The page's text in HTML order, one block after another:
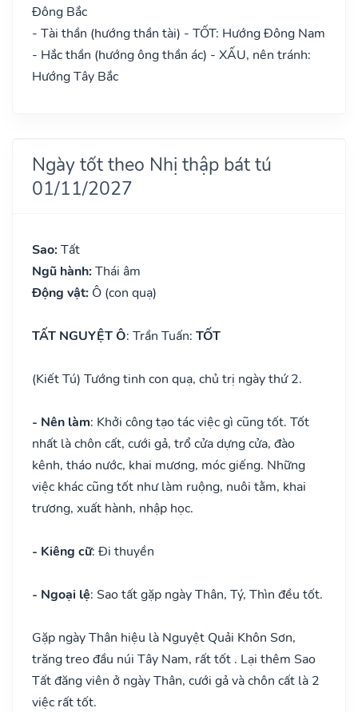
Đông Bắc
- Tài thần (hướng thần tài) - TỐT: Hướng Đông Nam
- Hắc thần (hướng ông thần ác) - XẤU, nên tránh:
Hướng Tây Bắc
Ngày tốt theo Nhị thập bát tú
01/11/2027
Sao: Tất
Ngũ hành: Thái âm
Động vật: Ô (con quạ)
TẤT NGUYỆT Ô: Trần Tuấn: TỐT
(Kiết Tú) Tướng tinh con quạ, chủ trị ngày thứ 2.
- Nên làm: Khởi công tạo tác việc gì cũng tốt. Tốt
nhất là chôn cất, cưới gả, trổ cửa dựng cửa, đào
kênh, tháo nước, khai mương, móc giếng. Những
việc khác cũng tốt như làm ruộng, nuôi tằm, khai
trương, xuất hành, nhập học.
- Kiêng cữ: Đi thuyền
- Ngoại lệ: Sao tất gặp ngày Thân, Tý, Thìn đều tốt.
Gặp ngày Thân hiệu là Nguyệt Quải Khôn Sơn,
trăng treo đầu núi Tây Nam, rất tốt . Lại thêm Sao
Tất đăng viên ở ngày Thân, cưới gả và chôn cất là 2
việc rất tốt.